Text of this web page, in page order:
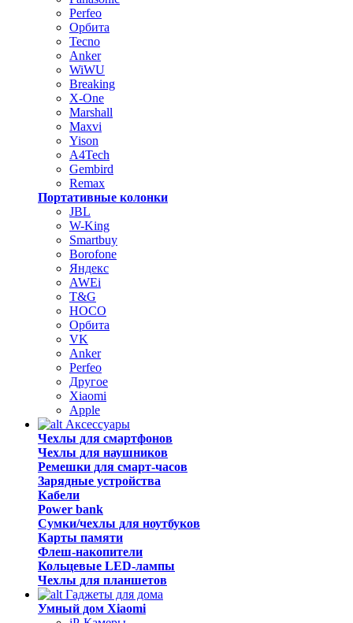
Perfeo
Орбита
Tecno
Anker
WiWU
Breaking
X-One
Marshall
Maxvi
Yison
A4Tech
Gembird
Remax
Портативные колонки
JBL
W-King
Smartbuy
Borofone
Яндекс
AWEi
T&G
HOCO
Орбита
VK
Anker
Perfeo
Другое
Xiaomi
Apple
Аксессуары
Чехлы для смартфонов
Чехлы для наушников
Ремешки для смарт-часов
Зарядные устройства
Кабели
Power bank
Сумки/чехлы для ноутбуков
Карты памяти
Флеш-накопители
Кольцевые LED-лампы
Чехлы для планшетов
Гаджеты для дома
Умный дом Xiaomi